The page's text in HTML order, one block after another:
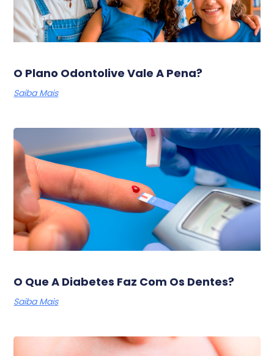
O Plano Odontolive Vale A Pena?
Saiba Mais
O Que A Diabetes Faz Com Os Dentes?
Saiba Mais